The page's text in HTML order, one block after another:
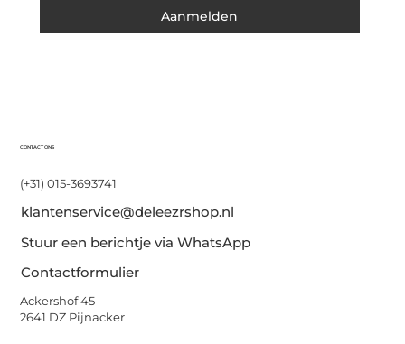
CONTACT ONS
(+31) 015-3693741
klantenservice@deleezrshop.nl
Stuur een berichtje via WhatsApp
Contactformulier
Ackershof 45
2641 DZ Pijnacker
Aanmelden